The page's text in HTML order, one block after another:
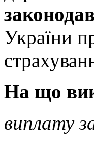
України
На що
виплату